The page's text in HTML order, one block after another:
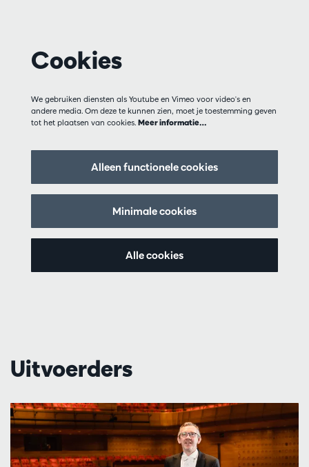
Cookies
We gebruiken diensten als Youtube en Vimeo voor video's en
andere media. Om deze te kunnen zien, moet je toestemming geven
tot het plaatsen van cookies. Meer informatie…
Alleen functionele cookies
Minimale cookies
Alle cookies
Uitvoerders